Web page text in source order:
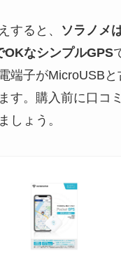
すると、
ソラノメ
OKなシンプルGPS
端子がMicroUSBと
す。購入前に口コ
しょう。